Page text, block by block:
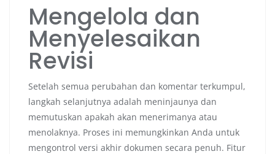
Mengelola dan
Menyelesaikan
Revisi
Setelah semua perubahan dan komentar terkumpul,
langkah selanjutnya adalah meninjaunya dan
memutuskan apakah akan menerimanya atau
menolaknya. Proses ini memungkinkan Anda untuk
mengontrol versi akhir dokumen secara penuh. Fitur